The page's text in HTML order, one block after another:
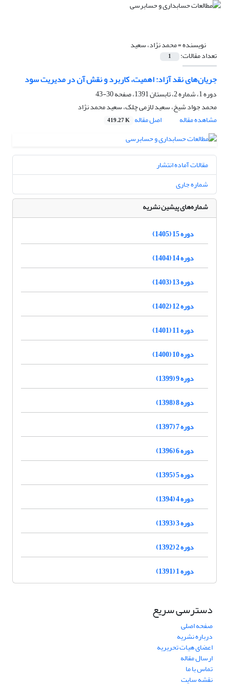
نویسنده =محمد نژاد، سعید
تعداد مقالات: 1
جریان‌های نقد آزاد: اهمیت، کاربرد و نقش آن در مدیریت سود
دوره 1، شماره 2، تابستان 1391، صفحه
30-43
محمد جواد شیخ، سعید لازمی چلک، سعید محمد نژاد
مشاهده مقاله
اصل مقاله 419.27 K
مقالات آماده انتشار
شماره جاری
شماره‌های پیشین نشریه
دوره 15 (1405)
دوره 14 (1404)
دوره 13 (1403)
دوره 12 (1402)
دوره 11 (1401)
دوره 10 (1400)
دوره 9 (1399)
دوره 8 (1398)
دوره 7 (1397)
دوره 6 (1396)
دوره 5 (1395)
دوره 4 (1394)
دوره 3 (1393)
دوره 2 (1392)
دوره 1 (1391)
دسترسی سریع
صفحه اصلی
درباره نشریه
اعضای هیات تحریریه
ارسال مقاله
تماس با ما
نقشه سایت